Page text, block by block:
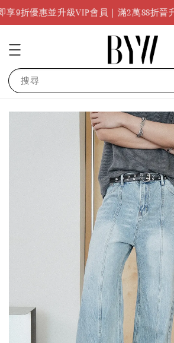
級VIP會員｜滿2萬88折晉升VVIP｜任何
搜尋